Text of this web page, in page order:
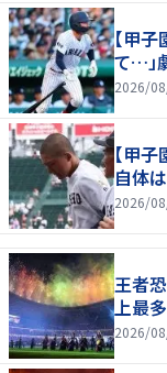
【甲
て…」
2026/
【甲
自体
2026/
王者
上最多
2026/